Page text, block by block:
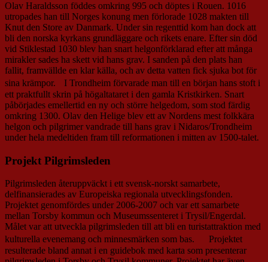
Olav Haraldsson föddes omkring 995 och döptes i Rouen. 1016
utropades han till Norges konung men förlorade 1028 makten till
Knut den Store av Danmark. Under sin regenttid kom han dock att
bli den norska kyrkans grundläggare och rikets enare. Efter sin död
vid Stiklestad 1030 blev han snart helgonförklarad efter att många
mirakler sades ha skett vid hans grav. I sanden på den plats han
fallit, framvällde en klar källa, och av detta vatten fick sjuka bot för
sina krämpor. I Trondheim förvarade man till en början hans stoft i
ett praktfullt skrin på högaltataret i den gamla Kristkirken. Snart
påbörjades emellertid en ny och större helgedom, som stod färdig
omkring 1300. Olav den Helige blev ett av Nordens mest folkkära
helgon och pilgrimer vandrade till hans grav i Nidaros/Trondheim
under hela medeltiden fram till reformationen i mitten av 1500-talet.
Projekt Pilgrimsleden
Pilgrimsleden återuppväckt i ett svensk-norskt samarbete,
delfinansierades av Europeiska regionala utvecklingsfonden.
Projektet genomfördes under 2006-2007 och var ett samarbete
mellan Torsby kommun och Museumssenteret i Trysil/Engerdal.
Målet var att utveckla pilgrimsleden till att bli en turistattraktion med
kulturella evenemang och minnesmärken som bas. Projektet
resulterade bland annat i en guidebok med karta som presenterar